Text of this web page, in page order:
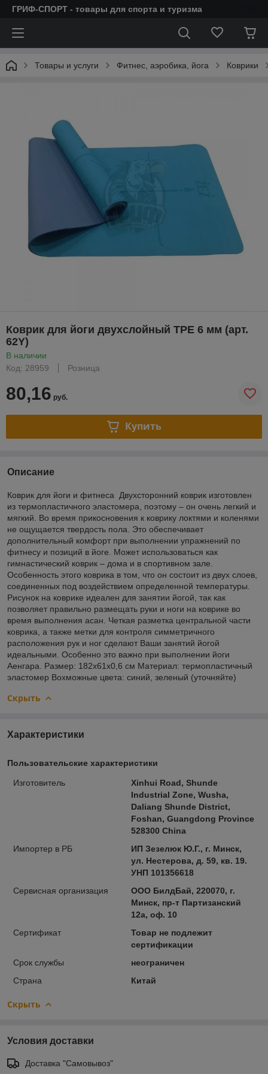
ГРИФ-СПОРТ - товары для спорта и туризма
Товары и услуги Фитнес, аэробика, йога Коврики
Коврик для йоги двухслойный TPE 6 мм (арт.
62Y)
В наличии
Код: 28959
Розница
80,16 руб.
Купить
Описание
Коврик для йоги и фитнеса Двухсторонний коврик изготовлен
из термопластичного эластомера, поэтому – он очень легкий и
мягкий. Во время прикосновения к коврику локтями и коленями
не ощущается твердость пола. Это обеспечивает
дополнительный комфорт при выполнении упражнений по
фитнесу и позиций в йоге. Может использоваться как
гимнастический коврик – дома и в спортивном зале.
Особенность этого коврика в том, что он состоит из двух слоев,
соединенных под воздействием определенной температуры.
Рисунок на коврике идеален для занятии йогой, так как
позволяет правильно размещать руки и ноги на коврике во
время выполнения асан. Четкая разметка центральной части
коврика, а также метки для контроля симметричного
расположения рук и ног сделают Ваши занятий йогой
идеальными. Особенно это важно при выполнении йоги
Аенгара. Размер: 182х61х0,6 см Материал: термопластичный
эластомер Вохможные цвета: синий, зеленый (уточняйте)
Скрыть
Характеристики
Пользовательские характеристики
Изготовитель
Xinhui Road, Shunde
Industrial Zone, Wusha,
Daliang Shunde District,
Foshan, Guangdong Province
528300 China
Импортер в РБ
ИП Зезелюк Ю.Г., г. Минск,
ул. Нестерова, д. 59, кв. 19.
УНП 101356618
Сервисная организация
ООО БилдБай, 220070, г.
Минск, пр-т Партизанский
12а, оф. 10
Сертификат
Товар не подлежит
сертификации
Срок службы
неограничен
Страна
Китай
Скрыть
Условия доставки
Доставка "Самовывоз"